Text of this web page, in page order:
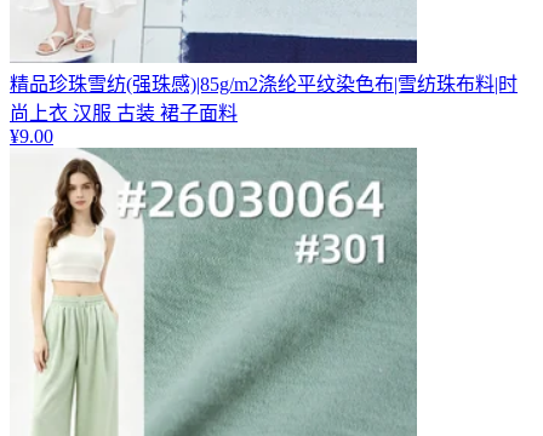
精品珍珠雪纺(强珠感)|85g/m2涤纶平纹染色布|雪纺珠布料|时
尚上衣 汉服 古装 裙子面料
¥9.00